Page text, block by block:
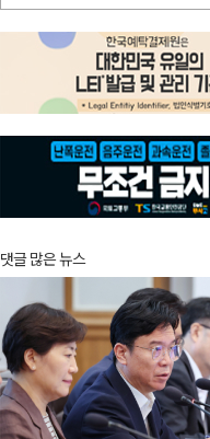
댓글 많은 뉴스